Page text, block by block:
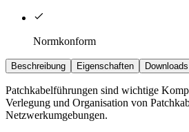
Normkonform
Beschreibung Eigenschaften Downloads
Patchkabelführungen sind wichtige
Verlegung und Organisation von
Netzwerkumgebungen.